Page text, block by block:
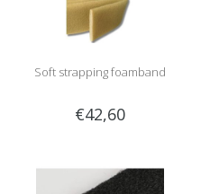
Soft strapping foamband
€42,60